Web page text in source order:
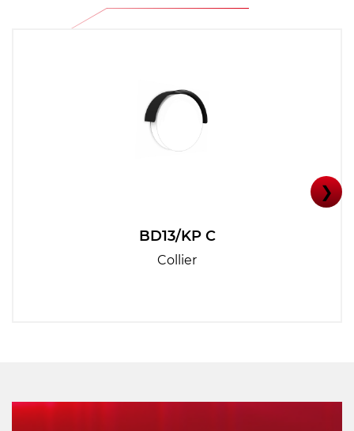
BD13/KP C
Collier
❯